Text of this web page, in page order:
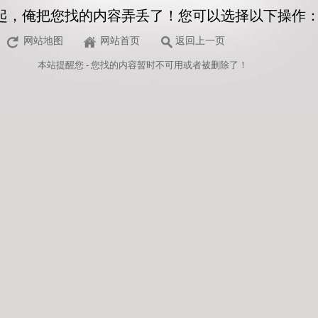
，俺把您找的内容弄丢了！您可以选择以下操作
网站地图 网站首页 返回上一页
本站提醒您 - 您找的内容暂时不可用或者被删除了！